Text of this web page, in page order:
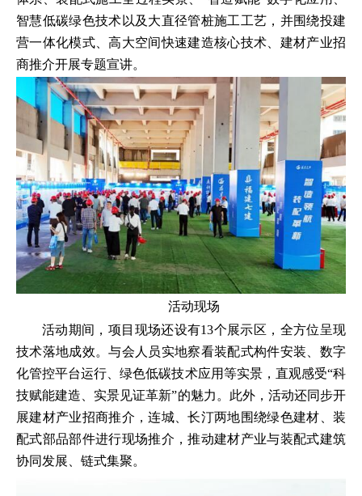
智慧低碳绿色技术以及大直径管桩施工工艺，并围绕投建
营一体化模式、高大空间快速建造核心技术、建材产业招
商推介开展专题宣讲。
活动现场
活动期间，项目现场还设有13个展示区，全方位呈现
技术落地成效。与会人员实地察看装配式构件安装、数字
化管控平台运行、绿色低碳技术应用等实景，直观感受“科
技赋能建造、实景见证革新”的魅力。此外，活动还同步开
展建材产业招商推介，连城、长汀两地围绕绿色建材、装
配式部品部件进行现场推介，推动建材产业与装配式建筑
协同发展、链式集聚。